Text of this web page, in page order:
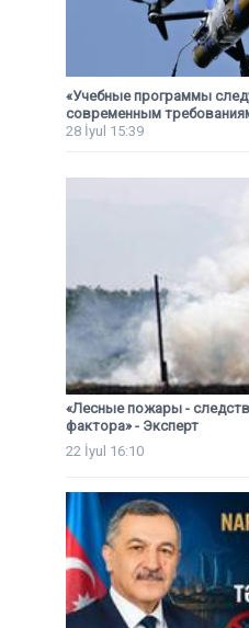
«Учебные программы
современным
28 İyul 15:39
«Лесные пожары -
фактора» - Эксперт
22 İyul 16:10